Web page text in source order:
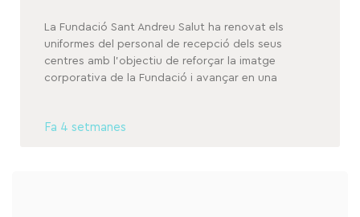
La Fundació Sant Andreu Salut ha renovat els
uniformes del personal de recepció dels seus
centres amb l’objectiu de reforçar la imatge
corporativa de la Fundació i avançar en una
Fa 4 setmanes